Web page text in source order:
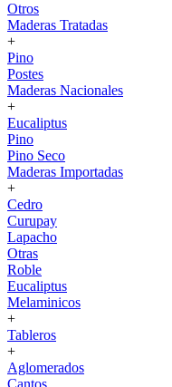
Otros
Maderas Tratadas
+
Pino
Postes
Maderas Nacionales
+
Eucaliptus
Pino
Pino Seco
Maderas Importadas
+
Cedro
Curupay
Lapacho
Otras
Roble
Eucaliptus
Melaminicos
+
Tableros
+
Aglomerados
Cantos